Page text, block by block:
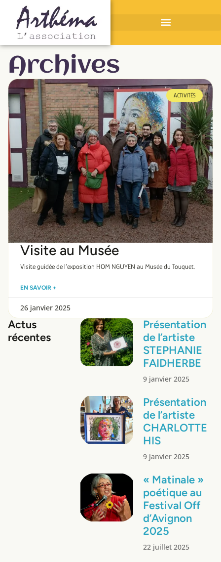
Archives
ACTIVITÉS
Visite au Musée
Visite guidée de l’exposition HOM NGUYEN au Musée du Touquet.
EN SAVOIR +
26 janvier 2025
Actus
récentes
Présentation
de l’artiste
STEPHANIE
FAIDHERBE
9 janvier 2025
Présentation
de l’artiste
CHARLOTTE
HIS
9 janvier 2025
« Matinale »
poétique au
Festival Off
d’Avignon
2025
22 juillet 2025